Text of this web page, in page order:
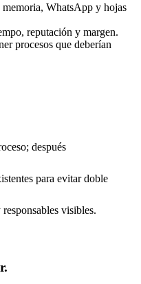
memoria, WhatsApp y hojas
reputación y margen.
procesos que deberían
después
para evitar doble
visibles.